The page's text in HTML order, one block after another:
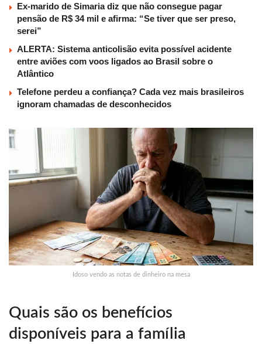
Ex-marido de Simaria diz que não consegue pagar
pensão de R$ 34 mil e afirma: “Se tiver que ser preso,
serei”
ALERTA: Sistema anticolisão evita possível acidente
entre aviões com voos ligados ao Brasil sobre o
Atlântico
Telefone perdeu a confiança? Cada vez mais brasileiros
ignoram chamadas de desconhecidos
Idoso vendo as notas de dinheiro na mesa
Quais são os benefícios
disponíveis para a família